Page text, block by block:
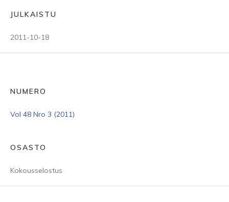
JULKAISTU
2011-10-18
NUMERO
Vol 48 Nro 3 (2011)
OSASTO
Kokousselostus